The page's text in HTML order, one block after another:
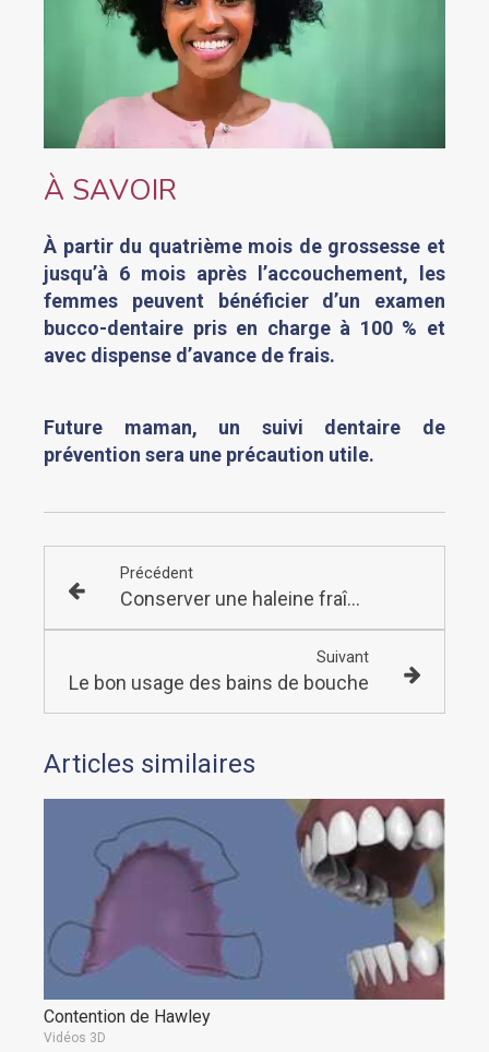
À SAVOIR
À partir du quatrième mois de grossesse et
jusqu’à 6 mois après l’accouchement, les
femmes peuvent bénéficier d’un examen
bucco-dentaire pris en charge à 100 % et
avec dispense d’avance de frais.
Future maman, un suivi dentaire de
prévention sera une précaution utile.
Précédent
Conserver une haleine fraîche
Suivant
Le bon usage des bains de bouche
Articles similaires
Contention de Hawley
Vidéos 3D